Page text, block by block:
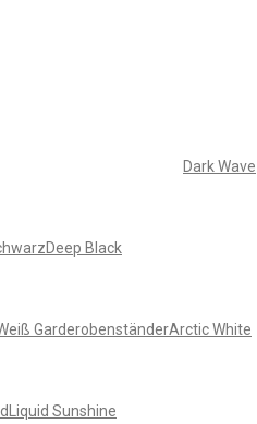
Dark Wave
Deep Black
Arctic White
Liquid Sunshine